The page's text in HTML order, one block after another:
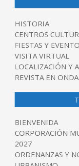
HISTORIA
CENTROS
FIESTAS Y
VISITA VIRTUAL
LOCALIZACIÓN Y
REVISTA EN ONDA
BIENVENIDA
CORPORACIÓN
2027
ORDENANZAS Y